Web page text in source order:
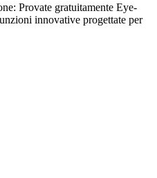
Provate gratuitamente Eye-
innovative progettate per